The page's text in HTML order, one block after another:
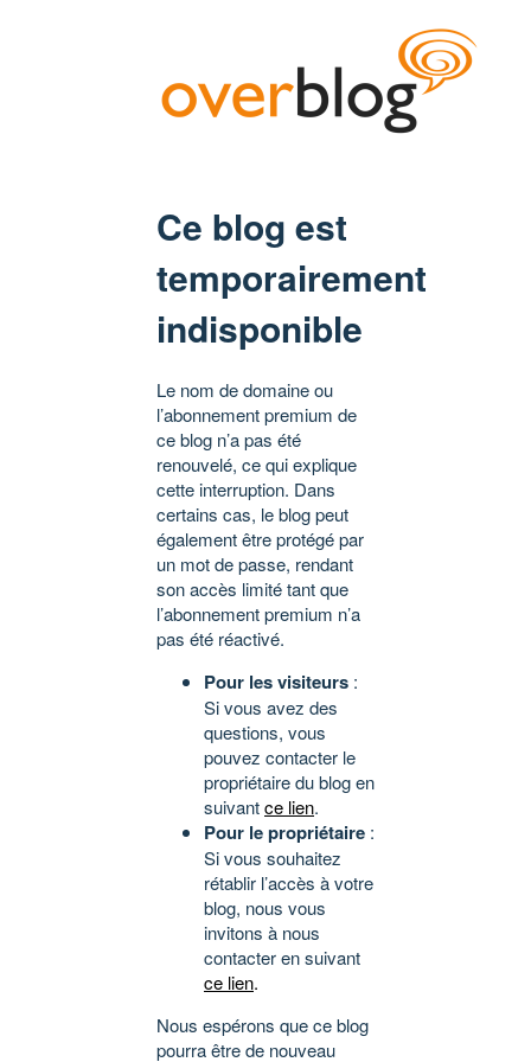
Ce blog est
temporairement
indisponible
Le nom de domaine ou
l’abonnement premium de
ce blog n’a pas été
renouvelé, ce qui explique
cette interruption. Dans
certains cas, le blog peut
également être protégé par
un mot de passe, rendant
son accès limité tant que
l’abonnement premium n’a
pas été réactivé.
Pour les visiteurs :
Si vous avez des
questions, vous
pouvez contacter le
propriétaire du blog en
suivantce lien.
Pour le propriétaire :
Si vous souhaitez
rétablir l’accès à votre
blog, nous vous
invitons à nous
contacter en suivant
ce lien.
Nous espérons que ce blog
pourra être de nouveau